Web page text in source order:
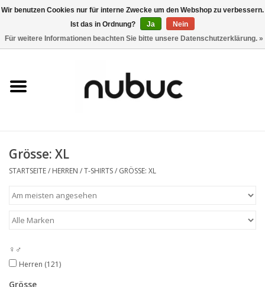
0 Artikel - CHF 0,00
Damen
Accessoires
Home
Stores
Marken
Grösse: XL
STARTSEITE/ HERREN /T-SHIRTS/ GRÖSSE: XL
♀♂
Herren (121)
Grösse
Wir benutzen Cookies nur für interne Zwecke um den Webshop zu verbessern.
Ist das in Ordnung?
Ja
Nein
Für weitere Informationen beachten Sie bitte unsere Datenschutzerklärung. »